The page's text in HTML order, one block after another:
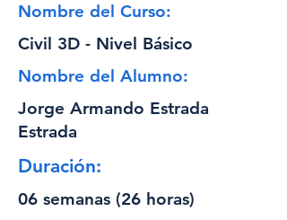
Nombre del Curso:
Civil 3D - Nivel Básico
Nombre del Alumno:
Jorge Armando Estrada
Estrada
Duración:
06 semanas (26 horas)